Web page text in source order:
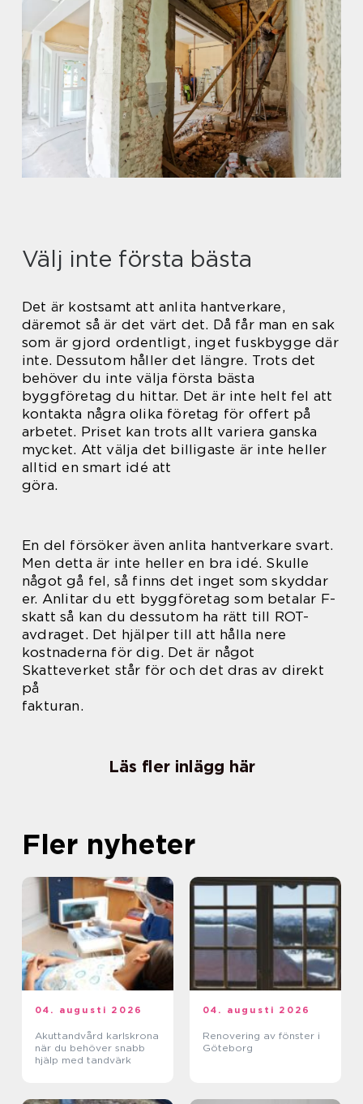
Välj inte första bästa
Det är kostsamt att anlita hantverkare,
däremot så är det värt det. Då får man en sak
som är gjord ordentligt, inget fuskbygge där
inte. Dessutom håller det längre. Trots det
behöver du inte välja första bästa
byggföretag du hittar. Det är inte helt fel att
kontakta några olika företag för offert på
arbetet. Priset kan trots allt variera ganska
mycket. Att välja det billigaste är inte heller
alltid en smart idé att
göra.
En del försöker även anlita hantverkare svart.
Men detta är inte heller en bra idé. Skulle
något gå fel, så finns det inget som skyddar
er. Anlitar du ett byggföretag som betalar F-
skatt så kan du dessutom ha rätt till ROT-
avdraget. Det hjälper till att hålla nere
kostnaderna för dig. Det är något
Skatteverket står för och det dras av direkt
på
fakturan.
Läs fler inlägg här
Fler nyheter
04. augusti 2026
Akuttandvård karlskrona
när du behöver snabb
hjälp med tandvärk
04. augusti 2026
Renovering av fönster i
Göteborg